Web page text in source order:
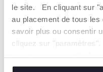
le site. En cliquant sur
au placement de tous
savoir plus ou consentir
cliquez sur
techniques, qui sont
PLASTIQUE
RECYCLÉ
partir de chutes
industrielles (4